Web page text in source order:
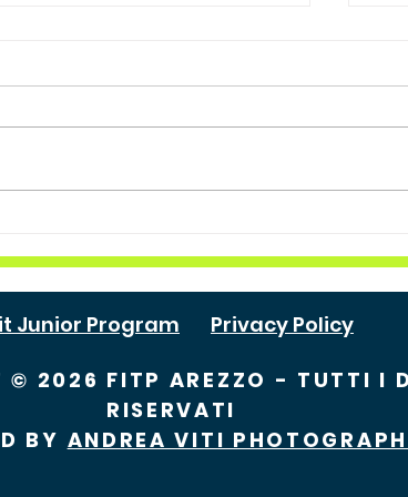
TOSCANA DI 4° CATEGORIA!
Junior Program Privacy Policy
© 2026 FITP AREZZO - TUTTI I
RISERVATI
BY ANDREA VITI